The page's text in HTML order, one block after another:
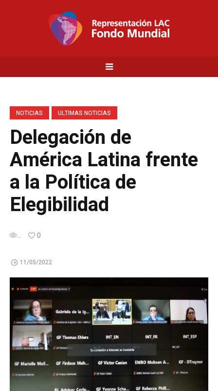
NOTICIAS ULTIMAS NOTICIAS
Delegación de
América Latina frente
a la Política de
Elegibilidad
... 0
11/05/2022